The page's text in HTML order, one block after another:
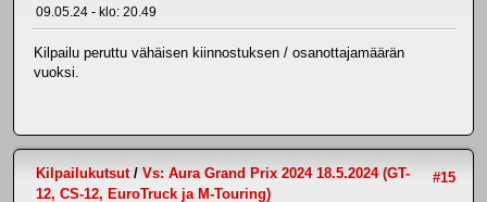
09.05.24 - klo: 20.49
Kilpailu peruttu vähäisen kiinnostuksen / osanottajamäärän
vuoksi.
#15
Kilpailukutsut/ Vs: Aura Grand Prix 2024 18.5.2024 (GT-
12, CS-12, EuroTruck ja M-Touring)